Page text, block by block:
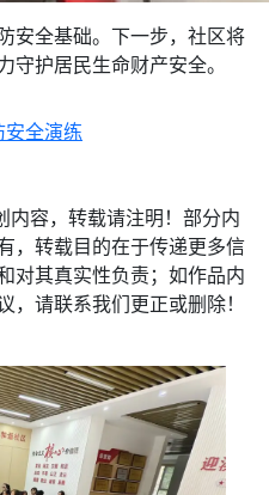
安全基础。下一步，社区将
守护居民生命财产安全。
安全演练
内容，转载请注明！部分内
，转载目的在于传递更多信
对其真实性负责；如作品内
请联系我们更正或删除！